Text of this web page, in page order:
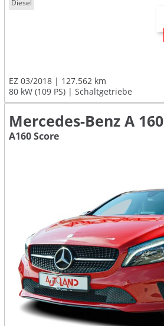
Diesel
EZ 03/2018
127.562 km
80 kW (109 PS)
Schaltgetriebe
Mercedes-Benz A 160
A160 Score